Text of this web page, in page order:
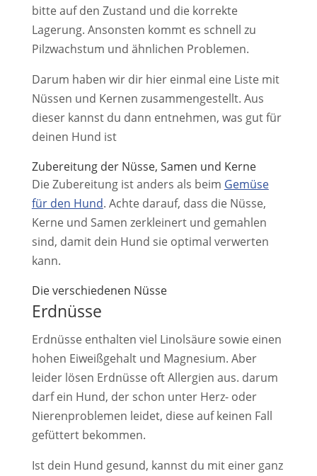
bitte auf den Zustand und die korrekte
Lagerung. Ansonsten kommt es schnell zu
Pilzwachstum und ähnlichen Problemen.
Darum haben wir dir hier einmal eine Liste mit
Nüssen und Kernen zusammengestellt. Aus
dieser kannst du dann entnehmen, was gut für
deinen Hund ist
Zubereitung der Nüsse, Samen und Kerne
Die Zubereitung ist anders als beim Gemüse
für den Hund. Achte darauf, dass die Nüsse,
Kerne und Samen zerkleinert und gemahlen
sind, damit dein Hund sie optimal verwerten
kann.
Die verschiedenen Nüsse
Erdnüsse
Erdnüsse enthalten viel Linolsäure sowie einen
hohen Eiweißgehalt und Magnesium. Aber
leider lösen Erdnüsse oft Allergien aus. darum
darf ein Hund, der schon unter Herz- oder
Nierenproblemen leidet, diese auf keinen Fall
gefüttert bekommen.
Ist dein Hund gesund, kannst du mit einer ganz